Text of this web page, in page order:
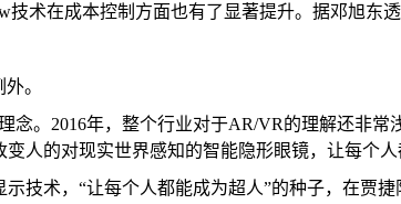
术在成本控制方面也有了显著提升。据邓旭东
。
念。2016年，整个行业对于AR/VR的理解还非
人的对现实世界感知的智能隐形眼镜，让每个人
技术，“让每个人都能成为超人”的种子，在贾